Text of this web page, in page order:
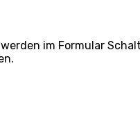
im Formular